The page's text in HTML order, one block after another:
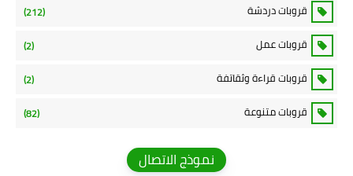
قروبات دردشة (212)
قروبات عمل (2)
قروبات قراءة وثقاتفة (2)
قروبات متنوعة (82)
نموذج الاتصال